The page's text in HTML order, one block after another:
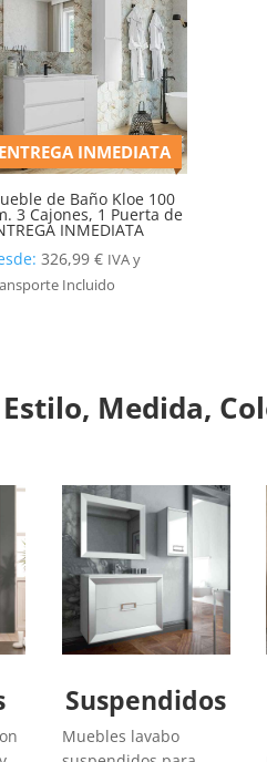
ENTREGA INMEDIATA
de Baño Kloe 100
3 Cajones, 1 Puerta de
INMEDIATA
326,99 € IVA y
Incluido
Medida,
Suspendidos
Muebles lavabo